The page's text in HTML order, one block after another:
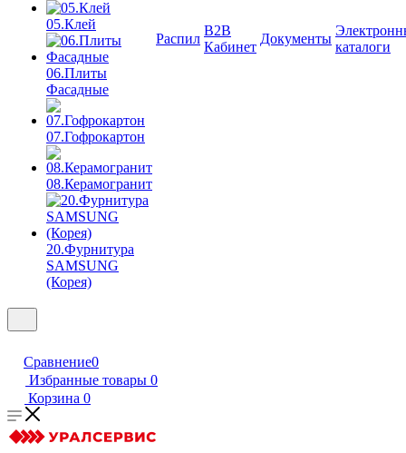
05.Клей
06.Плиты
Фасадные
07.Гофрокартон
08.Керамогранит
20.Фурнитура
SAMSUNG
(Корея)
Распил
B2B
Кабинет
Документы
каталоги
Сравнение0
Избранные товары 0
Корзина 0